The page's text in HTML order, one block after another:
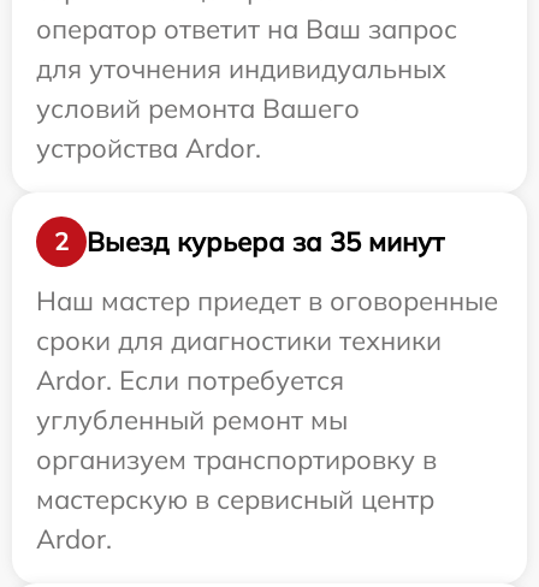
оператор ответит на Ваш запрос
для уточнения индивидуальных
условий ремонта Вашего
устройства Ardor.
2
Выезд курьера за 35 минут
Наш мастер приедет в оговоренные
сроки для диагностики техники
Ardor. Если потребуется
углубленный ремонт мы
организуем транспортировку в
мастерскую в сервисный центр
Ardor.